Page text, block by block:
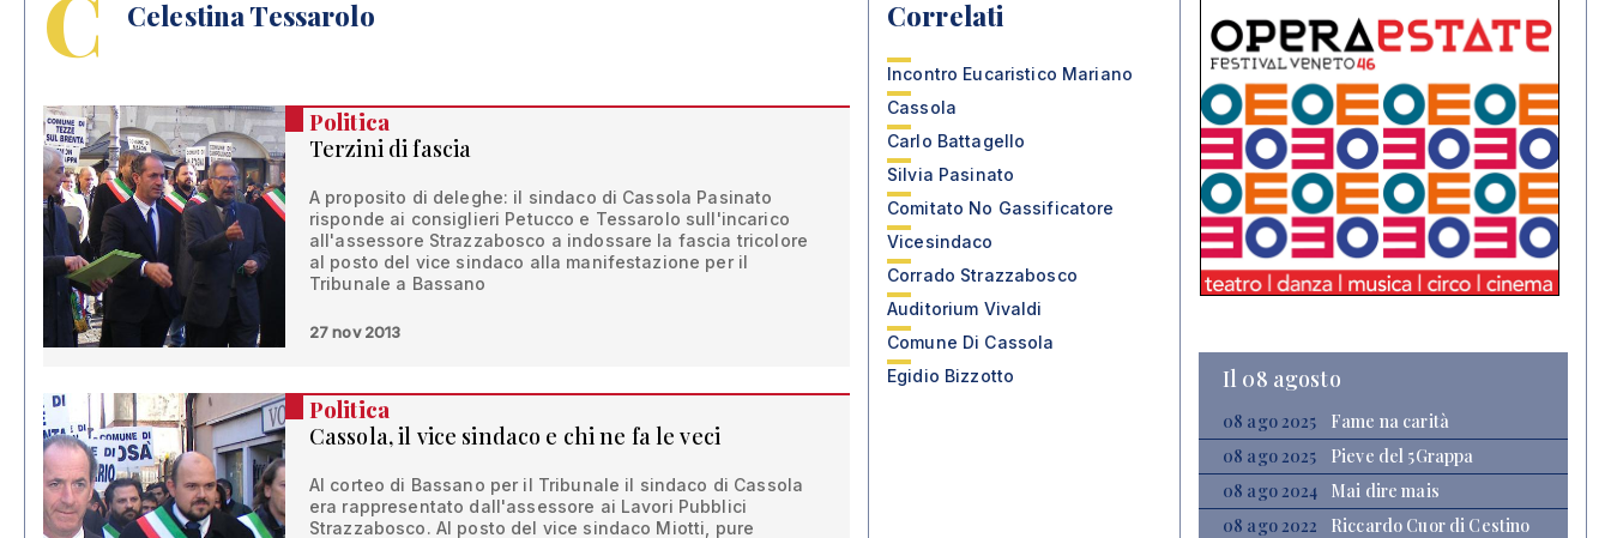
C Celestina Tessarolo
Politica
Terzini di fascia
A proposito di deleghe: il sindaco di Cassola Pasinato
risponde ai consiglieri Petucco e Tessarolo sull'incarico
all'assessore Strazzabosco a indossare la fascia tricolore
al posto del vice sindaco alla manifestazione per il
Tribunale a Bassano
27 nov 2013
Politica
Cassola, il vice sindaco e chi ne fa le veci
Al corteo di Bassano per il Tribunale il sindaco di Cassola
era rappresentato dall'assessore ai Lavori Pubblici
Strazzabosco. Al posto del vice sindaco Miotti, pure
Correlati
Incontro Eucaristico Mariano
Cassola
Carlo Battagello
Silvia Pasinato
Comitato No Gassificatore
Vicesindaco
Corrado Strazzabosco
Auditorium Vivaldi
Comune Di Cassola
Egidio Bizzotto
Il 08 agosto
08 ago 2025
Fame na carità
08 ago 2025
Pieve del 5Grappa
08 ago 2024
Mai dire mais
08 ago 2022
Riccardo Cuor di Cestino